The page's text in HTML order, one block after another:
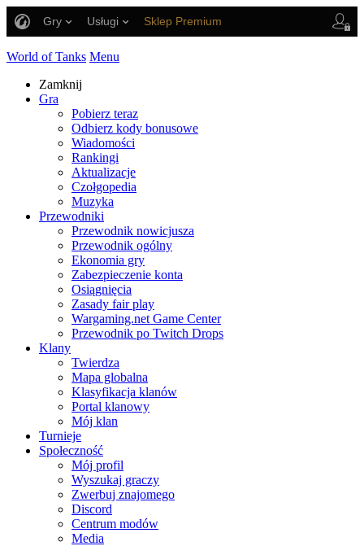
Gry Usługi Sklep Premium
World of Tanks Menu
Zamknij
Gra
Pobierz teraz
Odbierz kody bonusowe
Wiadomości
Rankingi
Aktualizacje
Czołgopedia
Muzyka
Przewodniki
Przewodnik nowicjusza
Przewodnik ogólny
Ekonomia gry
Zabezpieczenie konta
Osiągnięcia
Zasady fair play
Wargaming.net Game Center
Przewodnik po Twitch Drops
Klany
Twierdza
Mapa globalna
Klasyfikacja klanów
Portal klanowy
Mój klan
Turnieje
Społeczność
Mój profil
Wyszukaj graczy
Zwerbuj znajomego
Discord
Centrum modów
Media